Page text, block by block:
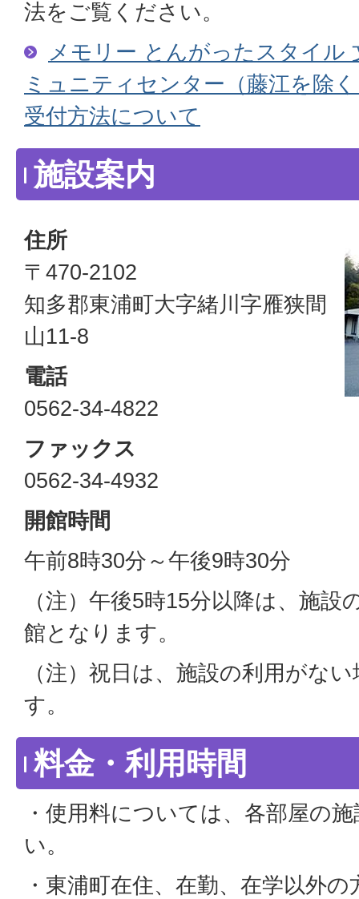
法をご覧ください。
メモリー とんがったスタイル
ミュニティセンター（藤江を除
受付方法について
施設案内
住所
〒470-2102
知多郡東浦町大字緒川字雁狭間
山11-8
電話
0562-34-4822
ファックス
0562-34-4932
開館時間
午前8時30分～午後9時30分
（注）午後5時15分以降は、施設
館となります。
（注）祝日は、施設の利用がな
す。
料金・利用時間
・使用料については、各部屋の
い。
・東浦町在住、在勤、在学以外